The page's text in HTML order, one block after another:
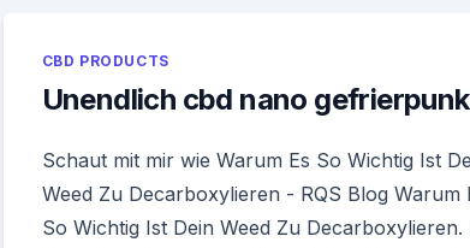
CBD PRODUCTS
Unendlich cbd nano
Schaut mit mir wie Warum Es So Wichtig Ist
Weed Zu Decarboxylieren - RQS Blog Warum
So Wichtig Ist Dein Weed Zu Decarboxylieren.